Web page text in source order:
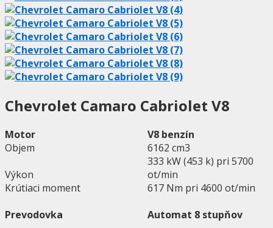
Chevrolet Camaro Cabriolet V8
Motor
V8 benzín
Objem
6162 cm3
Výkon
333 kW (453 k) pri 5700
ot/min
Krútiaci moment
617 Nm pri 4600 ot/min
Prevodovka
Automat 8 stupňov